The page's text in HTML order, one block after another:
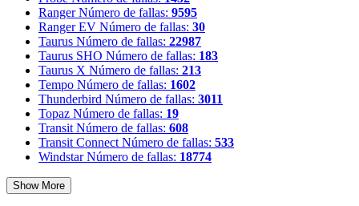
Ranger Número de fallas: 9595
Ranger EV Número de fallas: 30
Taurus Número de fallas: 22987
Taurus SHO Número de fallas: 183
Taurus X Número de fallas: 213
Tempo Número de fallas: 1602
Thunderbird Número de fallas: 3011
Topaz Número de fallas: 19
Transit Número de fallas: 608
Transit Connect Número de fallas: 533
Windstar Número de fallas: 18774
Show More